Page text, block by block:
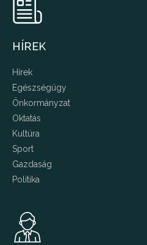
HÍREK
Hírek
Egészségügy
Önkormányzat
Oktatás
Kultúra
Sport
Gazdaság
Politika